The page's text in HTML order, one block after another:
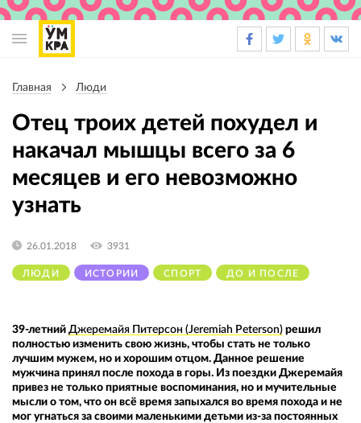
навигации
Главная Люди
Отец троих детей похудел и
накачал мышцы всего за 6
месяцев и его невозможно
узнать
ЛЮДИ ИСТОРИИ СПОРТ ДО И ПОСЛЕ
26.01.2018 3931
39-летний Джеремайя Питерсон (Jeremiah Peterson) решил
полностью изменить свою жизнь, чтобы стать не только
лучшим мужем, но и хорошим отцом. Данное решение
мужчина принял после похода в горы. Из поездки Джеремайя
привез не только приятные воспоминания, но и мучительные
мысли о том, что он всё время запыхался во время похода и не
мог угнаться за своими маленькими детьми из-за постоянных